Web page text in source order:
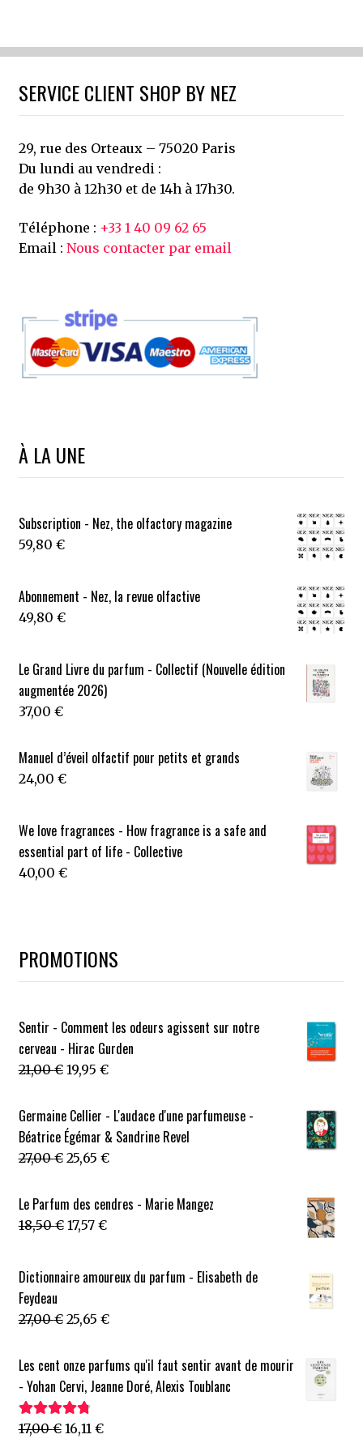
SERVICE CLIENT SHOP BY NEZ
29, rue des Orteaux – 75020 Paris
Du lundi au vendredi :
de 9h30 à 12h30 et de 14h à 17h30.
Téléphone : +33 1 40 09 62 65
Email : Nous contacter par email
À LA UNE
Subscription - Nez, the olfactory magazine
59,80 €
Abonnement - Nez, la revue olfactive
49,80 €
Le Grand Livre du parfum - Collectif (Nouvelle édition
augmentée 2026)
37,00 €
Manuel d’éveil olfactif pour petits et grands
24,00 €
We love fragrances - How fragrance is a safe and
essential part of life - Collective
40,00 €
PROMOTIONS
Sentir - Comment les odeurs agissent sur notre
cerveau - Hirac Gurden
21,00€ Le
initial
était :
21,00 €.
19,95 €Le
actuel
est :
19,95 €.
Germaine Cellier - L'audace d'une parfumeuse -
Béatrice Égémar & Sandrine Revel
27,00€ Le
initial
était :
27,00 €.
25,65 €Le
actuel
Le Parfum des cendres - Marie Mangez
18,50€ Le
était :
17,57 €Le
est :
Dictionnaire amoureux du parfum - Elisabeth de
Feydeau
27,00€ Le
initial
était :
27,00 €.
25,65 €Le
actuel
est :
Les cent onze parfums qu'il faut sentir avant de mourir
- Yohan Cervi, Jeanne Doré, Alexis Toublanc
Note4.88sur
17,00€ Le
16,11 €Le